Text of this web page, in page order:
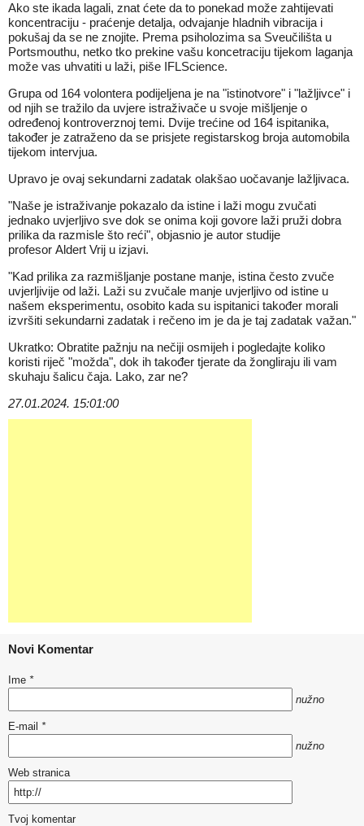
Ako ste ikada lagali, znat ćete da to ponekad može zahtijevati
koncentraciju - praćenje detalja, odvajanje hladnih vibracija i
pokušaj da se ne znojite. Prema psiholozima sa Sveučilišta u
Portsmouthu, netko tko prekine vašu koncetraciju tijekom laganja
može vas uhvatiti u laži, piše IFLScience.
Grupa od 164 volontera podijeljena je na "istinotvore" i "lažljivce" i
od njih se tražilo da uvjere istraživače u svoje mišljenje o
određenoj kontroverznoj temi. Dvije trećine od 164 ispitanika,
također je zatraženo da se prisjete registarskog broja automobila
tijekom intervjua.
Upravo je ovaj sekundarni zadatak olakšao uočavanje lažljivaca.
"Naše je istraživanje pokazalo da istine i laži mogu zvučati
jednako uvjerljivo sve dok se onima koji govore laži pruži dobra
prilika da razmisle što reći", objasnio je autor studije
profesor Aldert Vrij u izjavi.
"Kad prilika za razmišljanje postane manje, istina često zvuče
uvjerljivije od laži. Laži su zvučale manje uvjerljivo od istine u
našem eksperimentu, osobito kada su ispitanici također morali
izvršiti sekundarni zadatak i rečeno im je da je taj zadatak važan."
Ukratko: Obratite pažnju na nečiji osmijeh i pogledajte koliko
koristi riječ "možda", dok ih također tjerate da žongliraju ili vam
skuhaju šalicu čaja. Lako, zar ne?
27.01.2024. 15:01:00
Novi Komentar
Ime *
nužno
E-mail *
nužno
Web stranica
Tvoj komentar